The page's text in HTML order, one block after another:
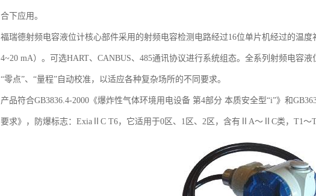
合下应用。
福瑞德射频电容液位计核心部件采用的射频电容检测电路经过16位单片机经过的温
4~20 mA）。可选HART、CANBUS、485通讯协议进行系统组态。全系列射频电容
“零点”、“量程”自动校准，以适应各种复杂场所的不同要求。
产品符合GB3836.4-2000《爆炸性气体环境用电设备 第4部分 本质安全型“i”》和
要求》，防爆标志：ExiaⅡC T6，它适用于0区、1区、2区，含有ⅡA～ⅡC类，T1～